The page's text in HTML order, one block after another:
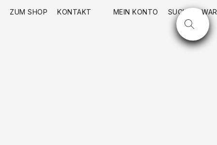
ZUM SHOP KONTAKT MEIN KONTO SUCHE